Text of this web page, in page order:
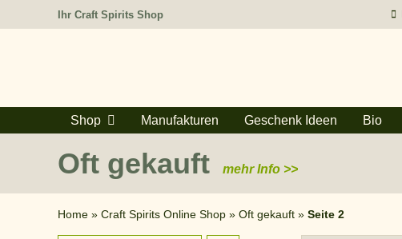
Ihr Craft Spirits Shop
Shop Manufakturen Geschenk Ideen Bio
Oft gekauft mehr Info >>
Home» Craft Spirits Online Shop» Oft gekauft» Seite 2